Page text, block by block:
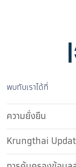
พบกับเราได้ที่
ความยั่งยืน
Krungthai